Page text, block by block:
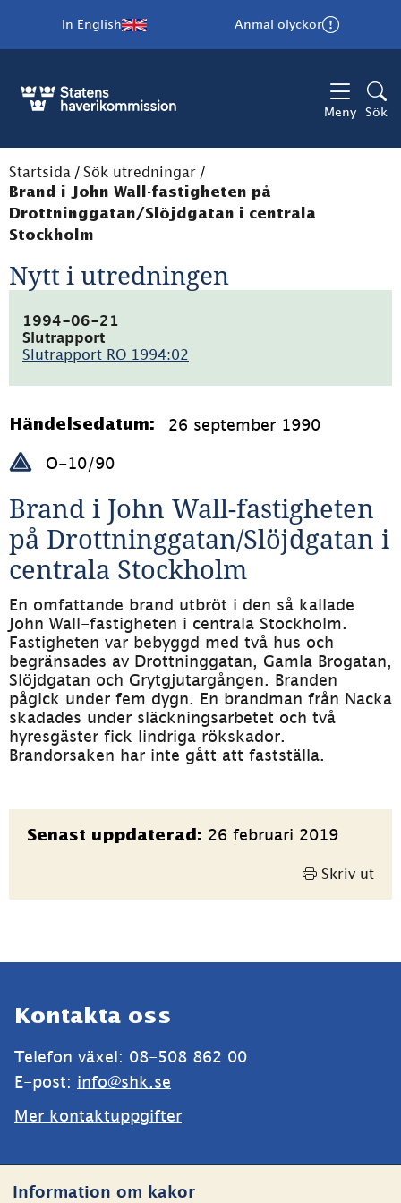
Information om kakor
In English Anmäl olyckor
Meny Sök
Startsida / Sök utredningar /
Brand i John Wall-fastigheten på
Drottninggatan/Slöjdgatan i centrala
Stockholm
Nytt i utredningen
1994-06-21
Slutrapport
Slutrapport RO 1994:02
4.9MB)
Händelsedatum: 26 september 1990
O-10/90
Brand i John Wall-fastigheten
på Drottninggatan/Slöjdgatan i
centrala Stockholm
En omfattande brand utbröt i den så kallade
John Wall-fastigheten i centrala Stockholm.
Fastigheten var bebyggd med två hus och
begränsades av Drottninggatan, Gamla Brogatan,
Slöjdgatan och Grytgjutargången. Branden
pågick under fem dygn. En brandman från Nacka
skadades under släckningsarbetet och två
hyresgäster fick lindriga rökskador.
Brandorsaken har inte gått att fastställa.
Sidinformation
Senast uppdaterad: 26 februari 2019
Skriv ut
Kontakta oss
Telefon växel: 08-508 862 00
E-post: info@shk.se
Mer kontaktuppgifter